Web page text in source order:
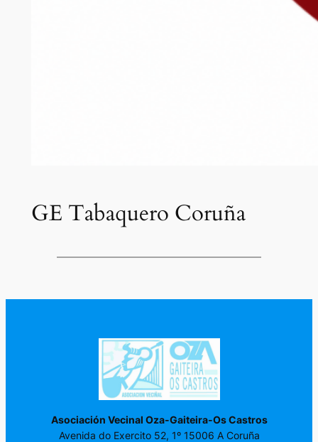
GE Tabaquero Coruña
Asociación Vecinal Oza-Gaiteira-Os Castros
Avenida do Exercito 52, 1º 15006 A Coruña